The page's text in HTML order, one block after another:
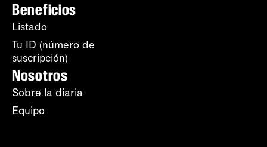
Beneficios
Listado
Tu ID (número de
suscripción)
Nosotros
Sobre la diaria
Equipo